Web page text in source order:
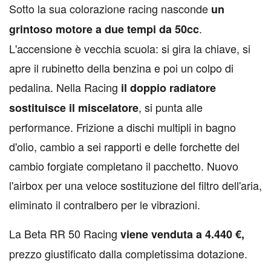
Sotto la sua colorazione racing nasconde un
grintoso motore a due tempi da 50cc.
L'accensione è vecchia scuola: si gira la chiave, si
apre il rubinetto della benzina e poi un colpo di
pedalina. Nella Racing il doppio radiatore
sostituisce il miscelatore, si punta alle
performance. Frizione a dischi multipli in bagno
d'olio, cambio a sei rapporti e delle forchette del
cambio forgiate completano il pacchetto. Nuovo
l'airbox per una veloce sostituzione del filtro dell'aria,
eliminato il contralbero per le vibrazioni.
La Beta RR 50 Racing viene venduta a 4.440 €,
prezzo giustificato dalla completissima dotazione.